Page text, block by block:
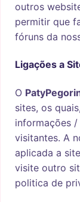
outros
permitir que
fóruns da
Ligações a
O
sites, os
informações
visitantes. A
aplicada a
visite outro
politica de